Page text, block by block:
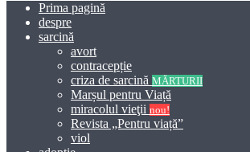
Prima pagină
despre
sarcină
avort
contracepție
criza de sarcină MĂRTURII
Marșul pentru Viață
miracolul vieţii nou!
Revista „Pentru viață”
viol